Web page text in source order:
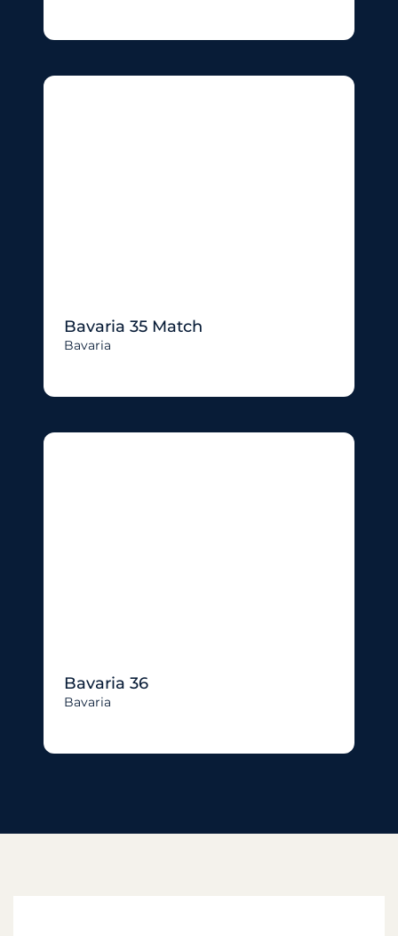
Bavaria 35 Match
Bavaria
Bavaria 36
Bavaria